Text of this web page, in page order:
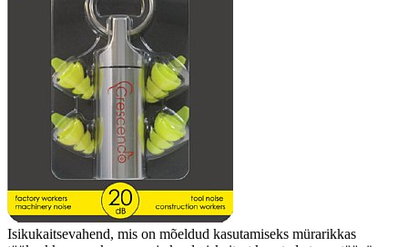
Isikukaitsevahend, mis on mõeldud kasutamiseks mürarikkas